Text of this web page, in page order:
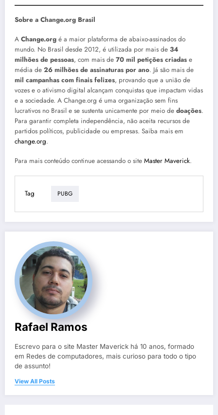
Sobre a Change.org Brasil
A Change.org é a maior plataforma de abaixo-assinados do
mundo. No Brasil desde 2012, é utilizada por mais de 34
milhões de pessoas, com mais de 70 mil petições criadas e
média de 26 milhões de assinaturas por ano. Já são mais de
mil campanhas com finais felizes, provando que a união de
vozes e o ativismo digital alcançam conquistas que impactam vidas
e a sociedade. A Change.org é uma organização sem fins
lucrativos no Brasil e se sustenta unicamente por meio de doações.
Para garantir completa independência, não aceita recursos de
partidos políticos, publicidade ou empresas. Saiba mais em
change.org.
Para mais conteúdo continue acessando o site Master Maverick.
Tag PUBG
Rafael Ramos
Escrevo para o site Master Maverick há 10 anos, formado
em Redes de computadores, mais curioso para todo o tipo
de assunto!
View All Posts